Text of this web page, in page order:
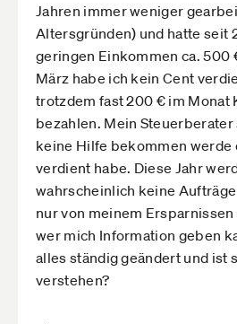
Jahren immer weniger
Altersgründen) und hatte seit
geringen Einkommen ca. 500
März habe ich kein Cent
trotzdem fast 200 € im Monat
bezahlen. Mein Steuerberater
keine Hilfe bekommen werde
verdient habe. Diese Jahr
wahrscheinlich keine
nur von meinem
wer mich Information geben
alles ständig geändert und ist
verstehen?